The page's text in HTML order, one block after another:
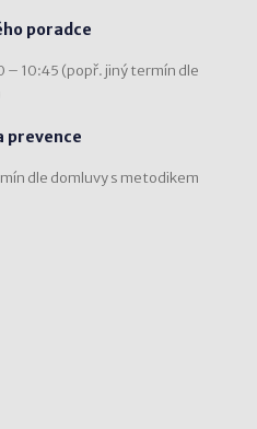
poradce
10:45 (popř. jiný termín dle
prevence
dle domluvy s metodikem